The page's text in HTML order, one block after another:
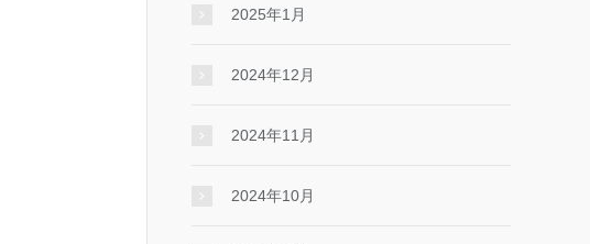
2025年1月
2024年12月
2024年11月
2024年10月